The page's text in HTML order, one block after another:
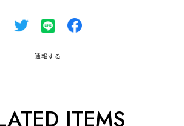
通報する
ITEMS